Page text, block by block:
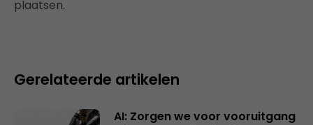
plaatsen.
Gerelateerde artikelen
AI: Zorgen we voor vooruitgang